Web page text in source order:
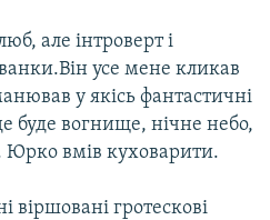
але інтроверт і
усе мене кликав
у якісь фантастичні
буде вогнище, нічне небо,
вмів куховарити.
віршовані гротескові